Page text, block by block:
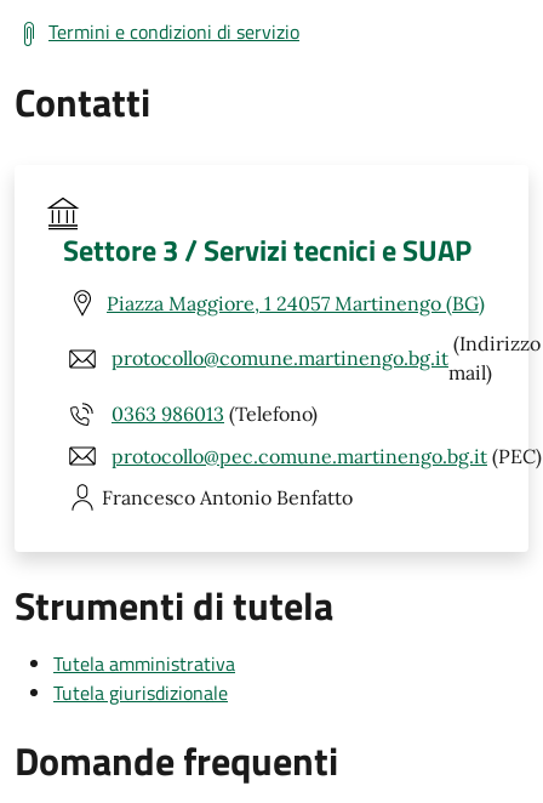
Termini e condizioni di servizio
Contatti
Settore 3 / Servizi tecnici e SUAP
Piazza Maggiore, 1 24057 Martinengo (BG)
protocollo@comune.martinengo.bg.it
(Indirizzo
mail)
0363 986013 (Telefono)
protocollo@pec.comune.martinengo.bg.it (PEC)
Francesco Antonio Benfatto
Strumenti di tutela
Tutela amministrativa
Tutela giurisdizionale
Domande frequenti